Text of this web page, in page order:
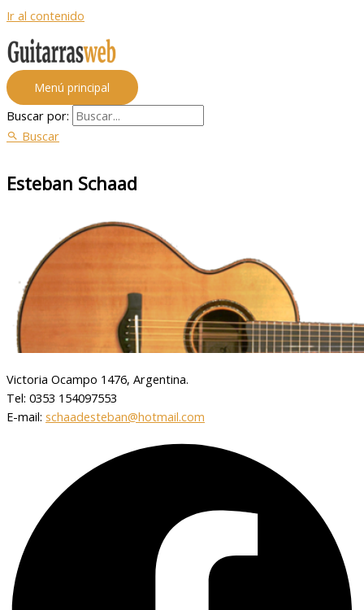
Ir al contenido
Menú principal
Buscar por:
Buscar
Esteban Schaad
Victoria Ocampo 1476, Argentina.
Tel: 0353 154097553
E-mail: schaadesteban@hotmail.com